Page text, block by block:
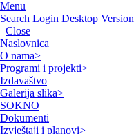
Menu
Search Login Desktop Version
Close
Naslovnica
O nama>
Programi i projekti>
Izdavaštvo
Galerija slika>
SOKNO
Dokumenti
Izvještaji i planovi>